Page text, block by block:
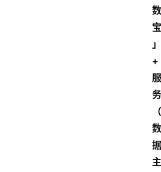
数
宝
」
+
服
务
（
数
据
主